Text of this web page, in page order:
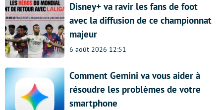
Disney+ va ravir les fans de foot
avec la diffusion de ce championnat
majeur
6 août 2026 12:51
Comment Gemini va vous aider à
résoudre les problèmes de votre
smartphone